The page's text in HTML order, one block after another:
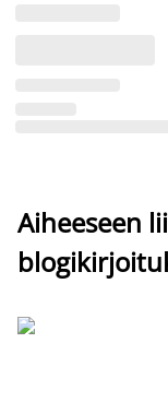
Aiheeseen